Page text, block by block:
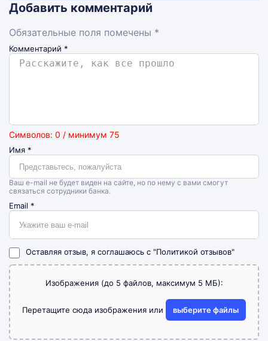
Добавить комментарий
Обязательные поля помечены *
Комментарий *
Символов: 0 / минимум 75
Имя *
Ваш e-mail не будет виден на сайте, но по нему с вами смогут
связаться сотрудники банка.
Email *
Оставляя отзыв, я соглашаюсь с "Политикой отзывов"
Изображения (до 5 файлов, максимум 5 МБ):
Перетащите сюда изображения или выберите файлы